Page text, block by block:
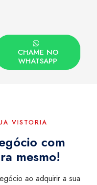
CHAME NO
WHATSAPP
VISTORIA
com
mesmo!
ao adquirir a sua